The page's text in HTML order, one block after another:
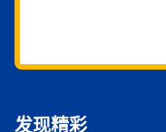
发现精彩